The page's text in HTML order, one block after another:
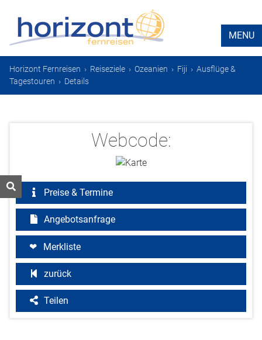
MENU
Horizont Fernreisen › Reiseziele › Ozeanien › Fiji › Ausflüge &
Tagestouren › Details
Webcode:
Preise & Termine
Angebotsanfrage
Merkliste
zurück
Teilen